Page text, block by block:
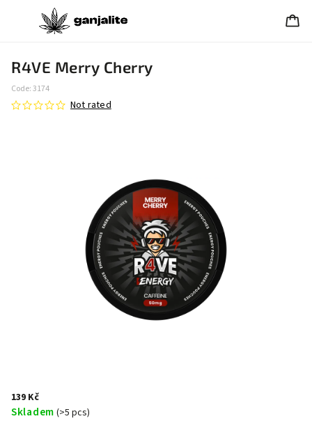
R4VE Merry Cherry
Code:3174
Not rated
139 Kč
Skladem (>5 pcs)